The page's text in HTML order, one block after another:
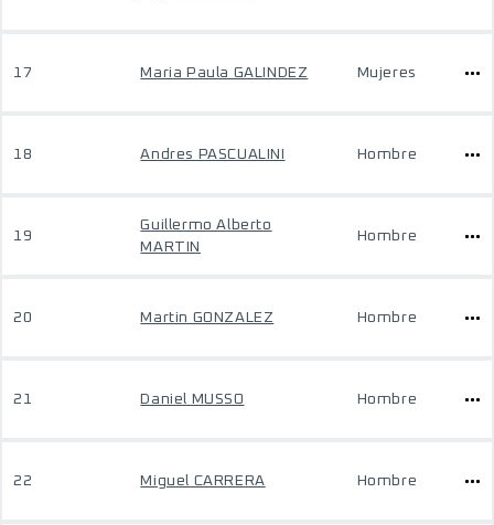
17 Maria Paula GALINDEZ Mujeres
18 Andres PASCUALINI Hombre
19
Guillermo Alberto
MARTIN
Hombre
20 Martin GONZALEZ Hombre
21 Daniel MUSSO Hombre
22 Miguel CARRERA Hombre